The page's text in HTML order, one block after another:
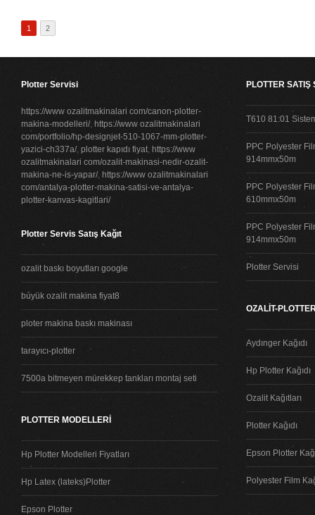
1 2
Plotter Servisi
https://www ozalitmakinalari com/canon-plotter-
makina-modelleri/, https://www ozalitmakinalari
com/portfolio/hp-designjet-510-1067-mm-plotter-
yazici-ch337a/, plotter kapıdı fiyat, https://www
ozalitmakinalari com/ozalit-makinasi-nedir-ozalit-
makina-ne-is-yapar/, https://www ozalitmakinalari
com/antalya-plotter-makina-satisi-ve-antalya-
plotter-kanvas-kagitlari/
Plotter Servis Satış Kağıt
ozalit baskı boyutları google
búyük ozalit makina fiyat8
ploter makina baskı makinası
tarayıcı-plotter
7500a bitmeyen mürekkep tankları montaj seti
PLOTTER MODELLERİ
Hp Plotter Modelleri Fiyatları
Hp Latex (lateks)Plotter
Epson Plotter
PLOTTER
T610 81:01
PPC Polyester
914mmx50m
PPC Polyester
610mmx50m
PPC Polyester
914mmx50m
Plotter Servisi
OZALİT-
Aydınger Kağıdı
Hp Plotter Kağıdı
Ozalit Kağıtları
Plotter Kağıdı
Epson Plotter
Polyester Film